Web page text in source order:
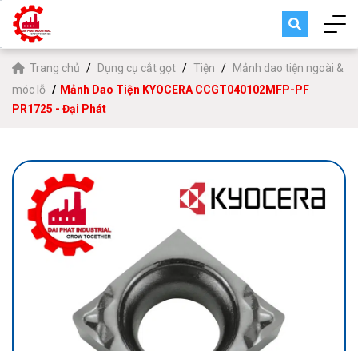
Trang chủ Dụng cụ cắt gọt Tiện
Mảnh dao tiện ngoài &
móc lỗ
Mảnh Dao Tiện KYOCERA CCGT040102MFP-PF
PR1725 - Đại Phát